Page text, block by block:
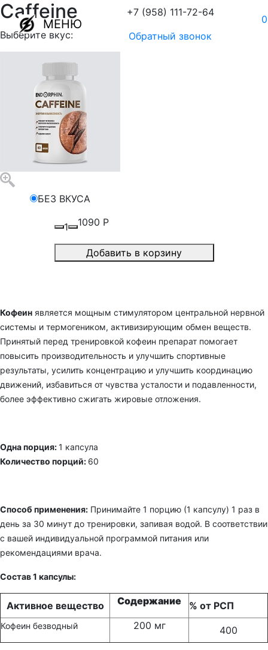
МЕНЮ
+7 (958) 111-72-64
Обратный звонок
0
Caffeine
Выберите вкус:
БЕЗ ВКУСА
1 1090 Р
Добавить в корзину
Кофеин является мощным стимулятором центральной нервной
системы и термогеником, активизирующим обмен веществ.
Принятый перед тренировкой кофеин препарат помогает
повысить производительность и улучшить спортивные
результаты, усилить концентрацию и улучшить координацию
движений, избавиться от чувства усталости и подавленности,
более эффективно сжигать жировые отложения.
Одна порция:1 капсула
Количество порций: 60
Способ применения: Принимайте 1 порцию (1 капсулу) 1 раз в
день за 30 минут до тренировки, запивая водой. В соответствии
с вашей индивидуальной программой питания или
рекомендациями врача.
Состав 1 капсулы:
Активное вещество Содержание % от РСП
Кофеин безводный 200 мг 400